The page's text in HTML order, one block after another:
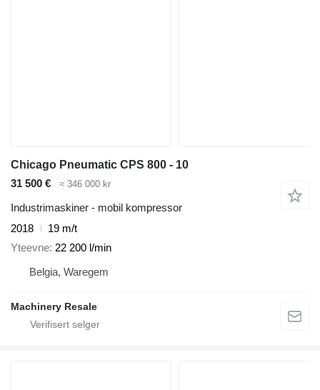
Chicago Pneumatic CPS 800 - 10
31 500 €
≈ 346 000 kr
Industrimaskiner - mobil kompressor
2018
19 m/t
Yteevne 22 200 l/min
Belgia, Waregem
Machinery Resale